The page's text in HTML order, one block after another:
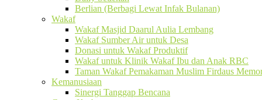
Berlian (Berbagi Lewat Infak Bulanan)
Wakaf
Wakaf Masjid Daarul Aulia Lembang
Wakaf Sumber Air untuk Desa
Donasi untuk Wakaf Produktif
Wakaf untuk Klinik Wakaf Ibu dan Anak RBC
Taman Wakaf Pemakaman Muslim Firdaus
Kemanusiaan
Sinergi Tanggap Bencana